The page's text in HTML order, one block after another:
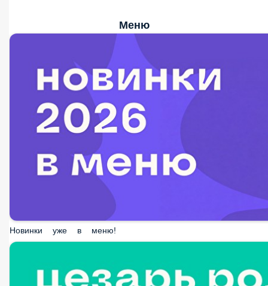
Меню
Новинки уже в меню!